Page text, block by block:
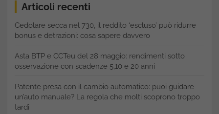
Articoli recenti
Cedolare secca nel 730, il reddito ‘escluso’ può ridurre
bonus e detrazioni: cosa sapere davvero
Asta BTP e CCTeu del 28 maggio: rendimenti sotto
osservazione con scadenze 5,10 e 20 anni
Patente presa con il cambio automatico: puoi guidare
un’auto manuale? La regola che molti scoprono troppo
tardi